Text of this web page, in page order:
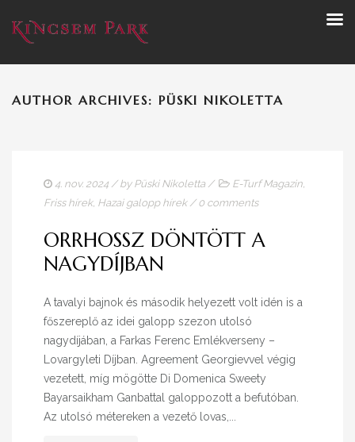
AUTHOR ARCHIVES: PÜSKI NIKOLETTA
4. nov. 2024 / by Püski Nikoletta / E-Turf Magazin,
Friss hírek, Hazai galopp hírek/ 0 comments
ORRHOSSZ DÖNTÖTT A
NAGYDÍJBAN
A tavalyi bajnok és második helyezett volt idén is a
főszereplő az idei galopp szezon utolsó
nagydíjában, a Farkas Ferenc Emlékverseny –
Lovargyleti Díjban. Agreement Georgievvel végig
vezetett, míg mögötte Di Domenica Sweety
Bayarsaikham Ganbattal galoppozott a befutóban.
Az utolsó métereken a vezető lovas,...